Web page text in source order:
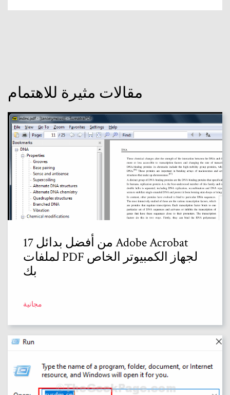
مقالات مثيرة للاهتمام
17 من أفضل بدائل Adobe Acrobat
لملفات PDF لجهاز الكمبيوتر الخاص
بك
مجانية